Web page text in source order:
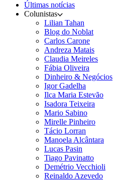
Últimas notícias
Colunistas
Lilian Tahan
Blog do Noblat
Carlos Carone
Andreza Matais
Claudia Meireles
Fábia Oliveira
Dinheiro & Negócios
Igor Gadelha
Ilca Maria Estevão
Isadora Teixeira
Mario Sabino
Mirelle Pinheiro
Tácio Lorran
Manoela Alcântara
Lucas Pasin
Tiago Pavinatto
Demétrio Vecchioli
Reinaldo Azevedo